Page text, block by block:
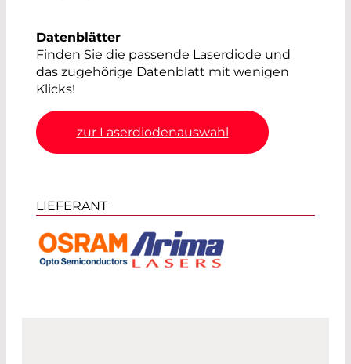
Datenblätter
Finden Sie die passende Laserdiode und
das zugehörige Datenblatt mit wenigen
Klicks!
zur Laserdiodenauswahl
LIEFERANT